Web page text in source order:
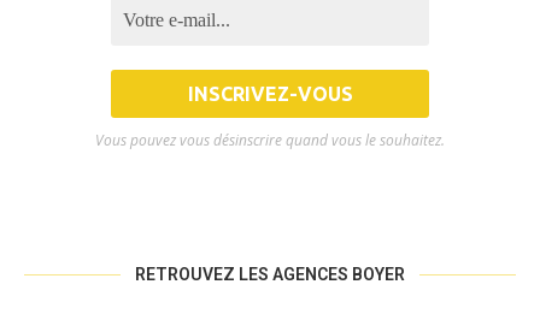
Vous pouvez vous désinscrire quand vous le souhaitez.
RETROUVEZ LES AGENCES BOYER